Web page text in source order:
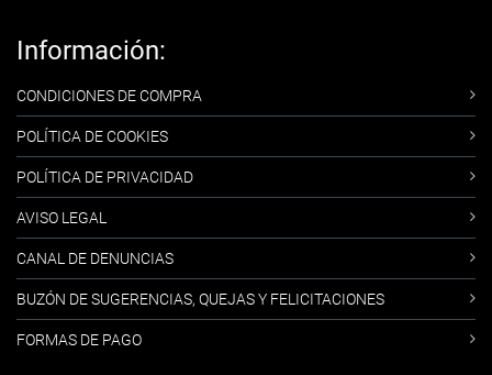
Información:
CONDICIONES DE COMPRA
POLÍTICA DE COOKIES
POLÍTICA DE PRIVACIDAD
AVISO LEGAL
CANAL DE DENUNCIAS
BUZÓN DE SUGERENCIAS, QUEJAS Y FELICITACIONES
FORMAS DE PAGO